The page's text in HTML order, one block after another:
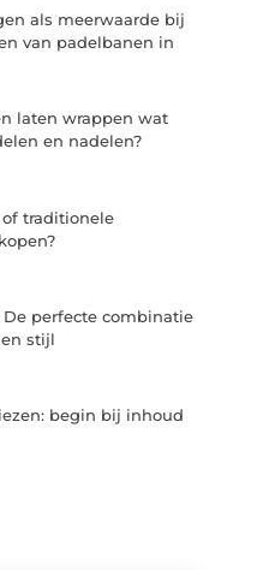
als meerwaarde bij
van padelbanen in
laten wrappen wat
en nadelen?
traditionele
perfecte combinatie
stijl
begin bij inhoud